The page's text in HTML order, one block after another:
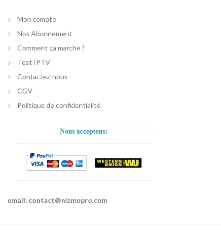
Mon compte
Nos Abonnement
Comment ça marche ?
Test IPTV
Contactez-nous
CGV
Politique de confidentialité
email: contact@nizmopro.com